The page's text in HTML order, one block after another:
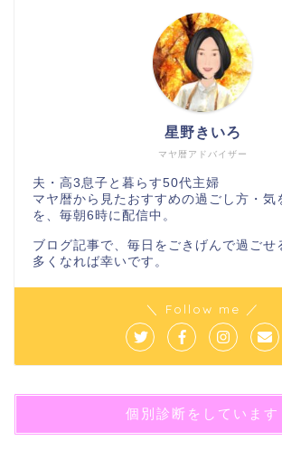
マヤ暦アドバイザー
星野きいろ
夫・高3息子と暮らす50代主婦
マヤ暦から見たおすすめの過ごし方・気
を、毎朝6時に配信中。
ブログ記事で、毎日をごきげんで過ごせ
多くなれば幸いです。
＼ Follow me ／
個別診断をしています